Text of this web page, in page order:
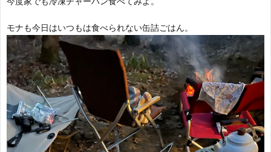
モナも今日はいつもは食べられない缶詰ごはん。